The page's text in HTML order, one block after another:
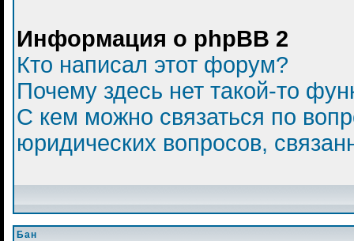
Информация о phpBB 2
Кто написал этот форум?
Почему здесь нет такой-то
С кем можно связаться по
юридических вопросов,
Бан